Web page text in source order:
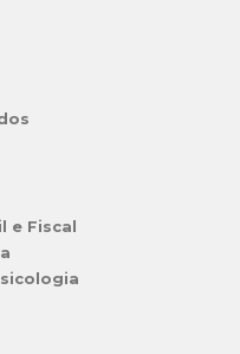
e Fiscal